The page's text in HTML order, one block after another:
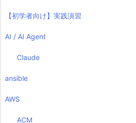
【初学者向け】実践演習
AI / AI Agent
Claude
ansible
AWS
ACM